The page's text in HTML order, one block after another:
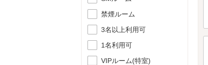
禁煙ルーム
3名以上利用可
1名利用可
VIPルーム(特室)